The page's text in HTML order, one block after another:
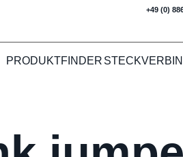
+49 (0)
PRODUKTFINDER